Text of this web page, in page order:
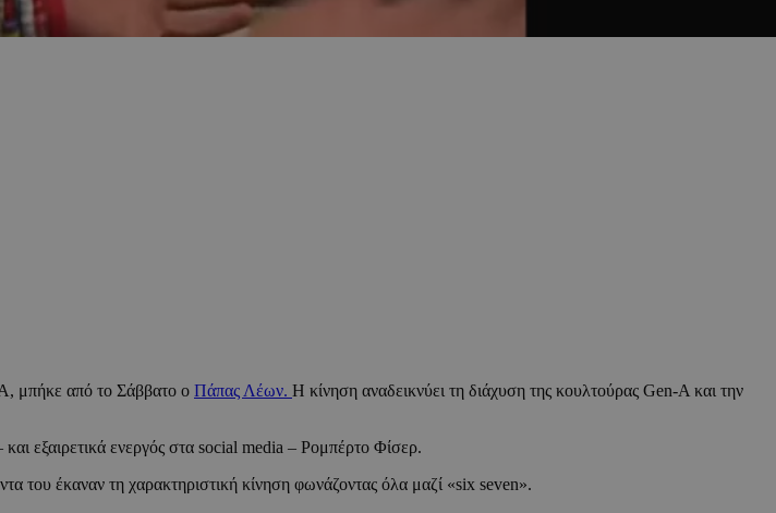
μπήκε από το Σάββατο ο Πάπας Λέων. Η κίνηση αναδεικνύει τη διάχυση της κουλτούρας Gen-A και την
και εξαιρετικά ενεργός στα social media – Ρομπέρτο Φίσερ.
του έκαναν τη χαρακτηριστική κίνηση φωνάζοντας όλα μαζί «six seven».